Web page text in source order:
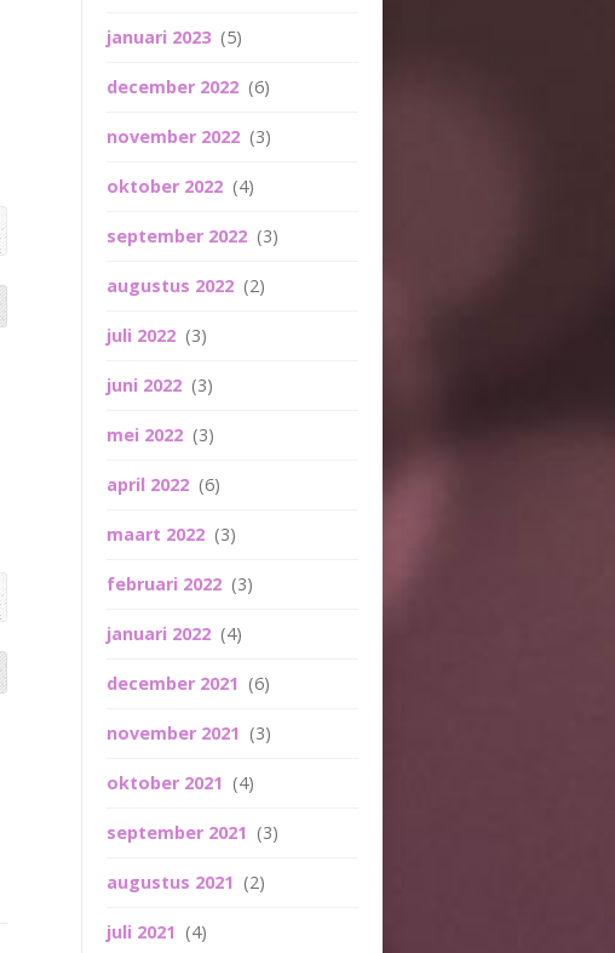
januari 2023 (5)
december 2022 (6)
november 2022 (3)
oktober 2022 (4)
september 2022 (3)
augustus 2022 (2)
juli 2022 (3)
juni 2022 (3)
mei 2022 (3)
april 2022 (6)
maart 2022 (3)
februari 2022 (3)
januari 2022 (4)
december 2021 (6)
november 2021 (3)
oktober 2021 (4)
september 2021 (3)
augustus 2021 (2)
juli 2021 (4)